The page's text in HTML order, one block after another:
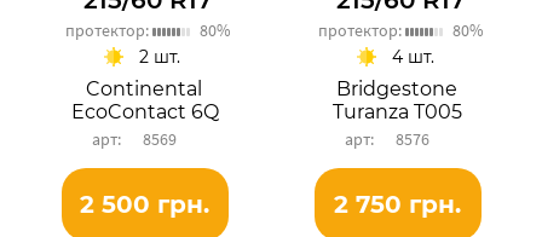
протектор: 80%
Continental
EcoContact 6Q
8569
2 шт.
2 500 грн.
протектор: 80%
Bridgestone
Turanza T005
8576
4 шт.
2 750 грн.